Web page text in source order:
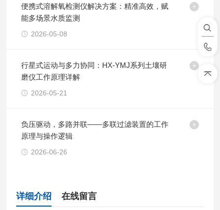
便携式溶解氧检测仪解决方案：精准高效，赋
能多场景水质监测
2026-05-08
行星式运动与多力协同：HX-YMJ系列土壤研
磨仪工作原理详解
2026-05-21
负压驱动，多路并联——多联过滤装置的工作
原理与操作逻辑
2026-06-26
详细介绍 在线留言